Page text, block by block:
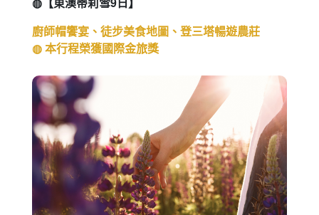
廚師帽饗宴、徒步美食地圖、登三塔暢遊農莊
◍ 本行程榮獲國際金旅獎